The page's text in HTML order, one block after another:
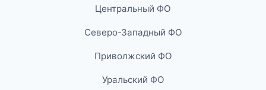
Центральный ФО
Северо-Западный ФО
Приволжский ФО
Уральский ФО